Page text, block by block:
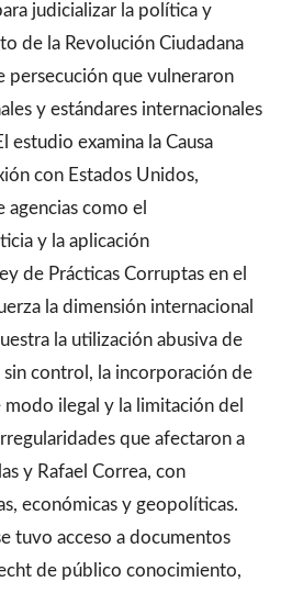
judicializar la política y
de la Revolución Ciudadana
persecución que vulneraron
y estándares internacionales
estudio examina la Causa
con Estados Unidos,
como el
y la aplicación
de Prácticas Corruptas en el
la dimensión internacional
la utilización abusiva de
sin control, la incorporación de
ilegal y la limitación del
que afectaron a
y Rafael Correa, con
económicas y geopolíticas.
tuvo acceso a documentos
de público conocimiento,